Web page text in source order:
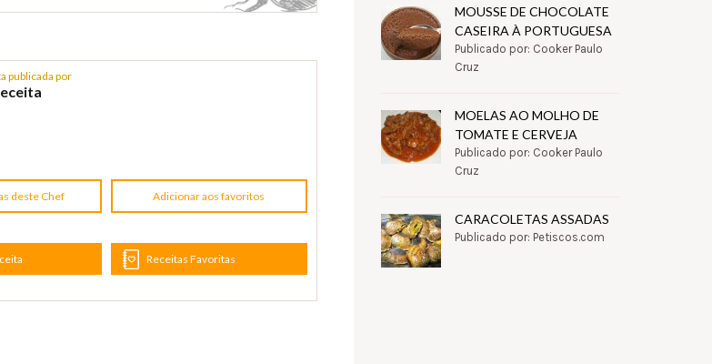
publicada por
deste Chef Adicionar aos favoritos
Receitas Favoritas
MOUSSE DE CHOCOLATE
CASEIRA À PORTUGUESA
Publicado por: Cooker Paulo
Cruz
MOELAS AO MOLHO DE
TOMATE E CERVEJA
Publicado por: Cooker Paulo
Cruz
CARACOLETAS ASSADAS
Publicado por: Petiscos.com